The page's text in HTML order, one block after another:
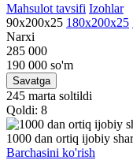
Mahsulot tavsifi Izohlar
90x200x25 180x200x25
Narxi
285 000
190 000 so'm
Savatga
245 marta soltildi
Qoldi: 8
1000 dan ortiq ijobiy
Barchasini ko'rish